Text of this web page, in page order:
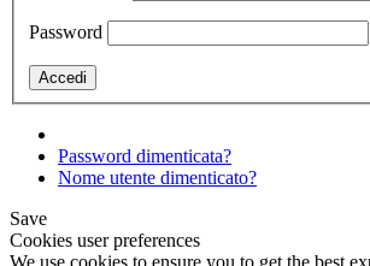
Password
Password dimenticata?
Nome utente dimenticato?
Save
Cookies user preferences
We use cookies to ensure you to get the best